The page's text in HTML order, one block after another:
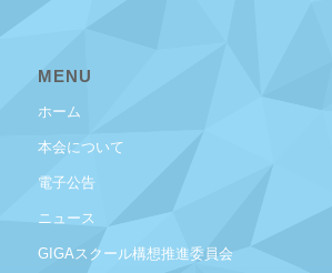
MENU
ホーム
本会について
電子公告
ニュース
GIGAスクール構想推進委員会